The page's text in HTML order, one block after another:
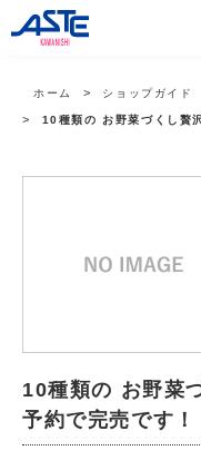
ホーム ショップガイド
10種類の お野菜づくし贅
10種類の お野菜
予約で完売です！